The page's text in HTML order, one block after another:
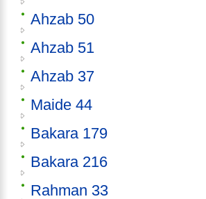
Ahzab 50
Ahzab 51
Ahzab 37
Maide 44
Bakara 179
Bakara 216
Rahman 33